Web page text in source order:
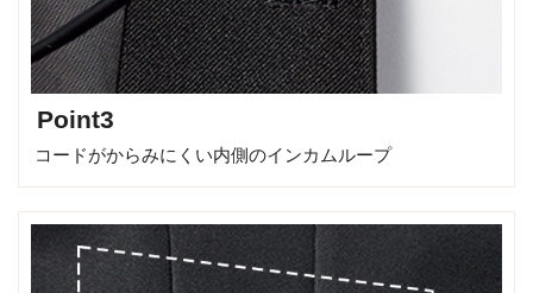
Point3
コードがからみにくい内側のインカムループ